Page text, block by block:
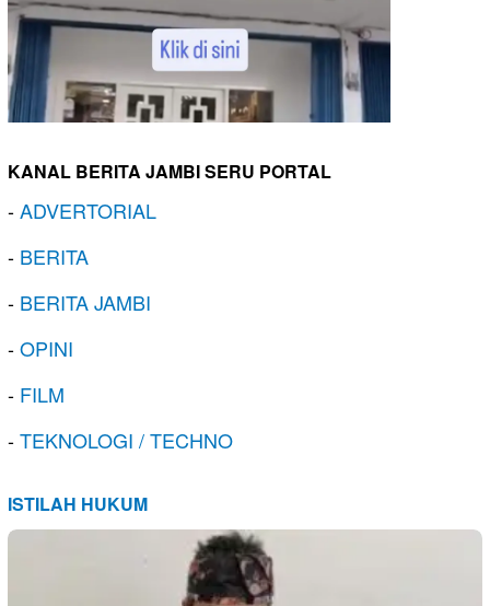
KANAL BERITA JAMBI SERU PORTAL
-ADVERTORIAL
- BERITA
- BERITA JAMBI
-OPINI
- FILM
-TEKNOLOGI / TECHNO
ISTILAH HUKUM